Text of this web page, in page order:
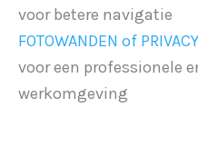
voor betere navigatie
FOTOWANDEN of
voor een professionele
werkomgeving